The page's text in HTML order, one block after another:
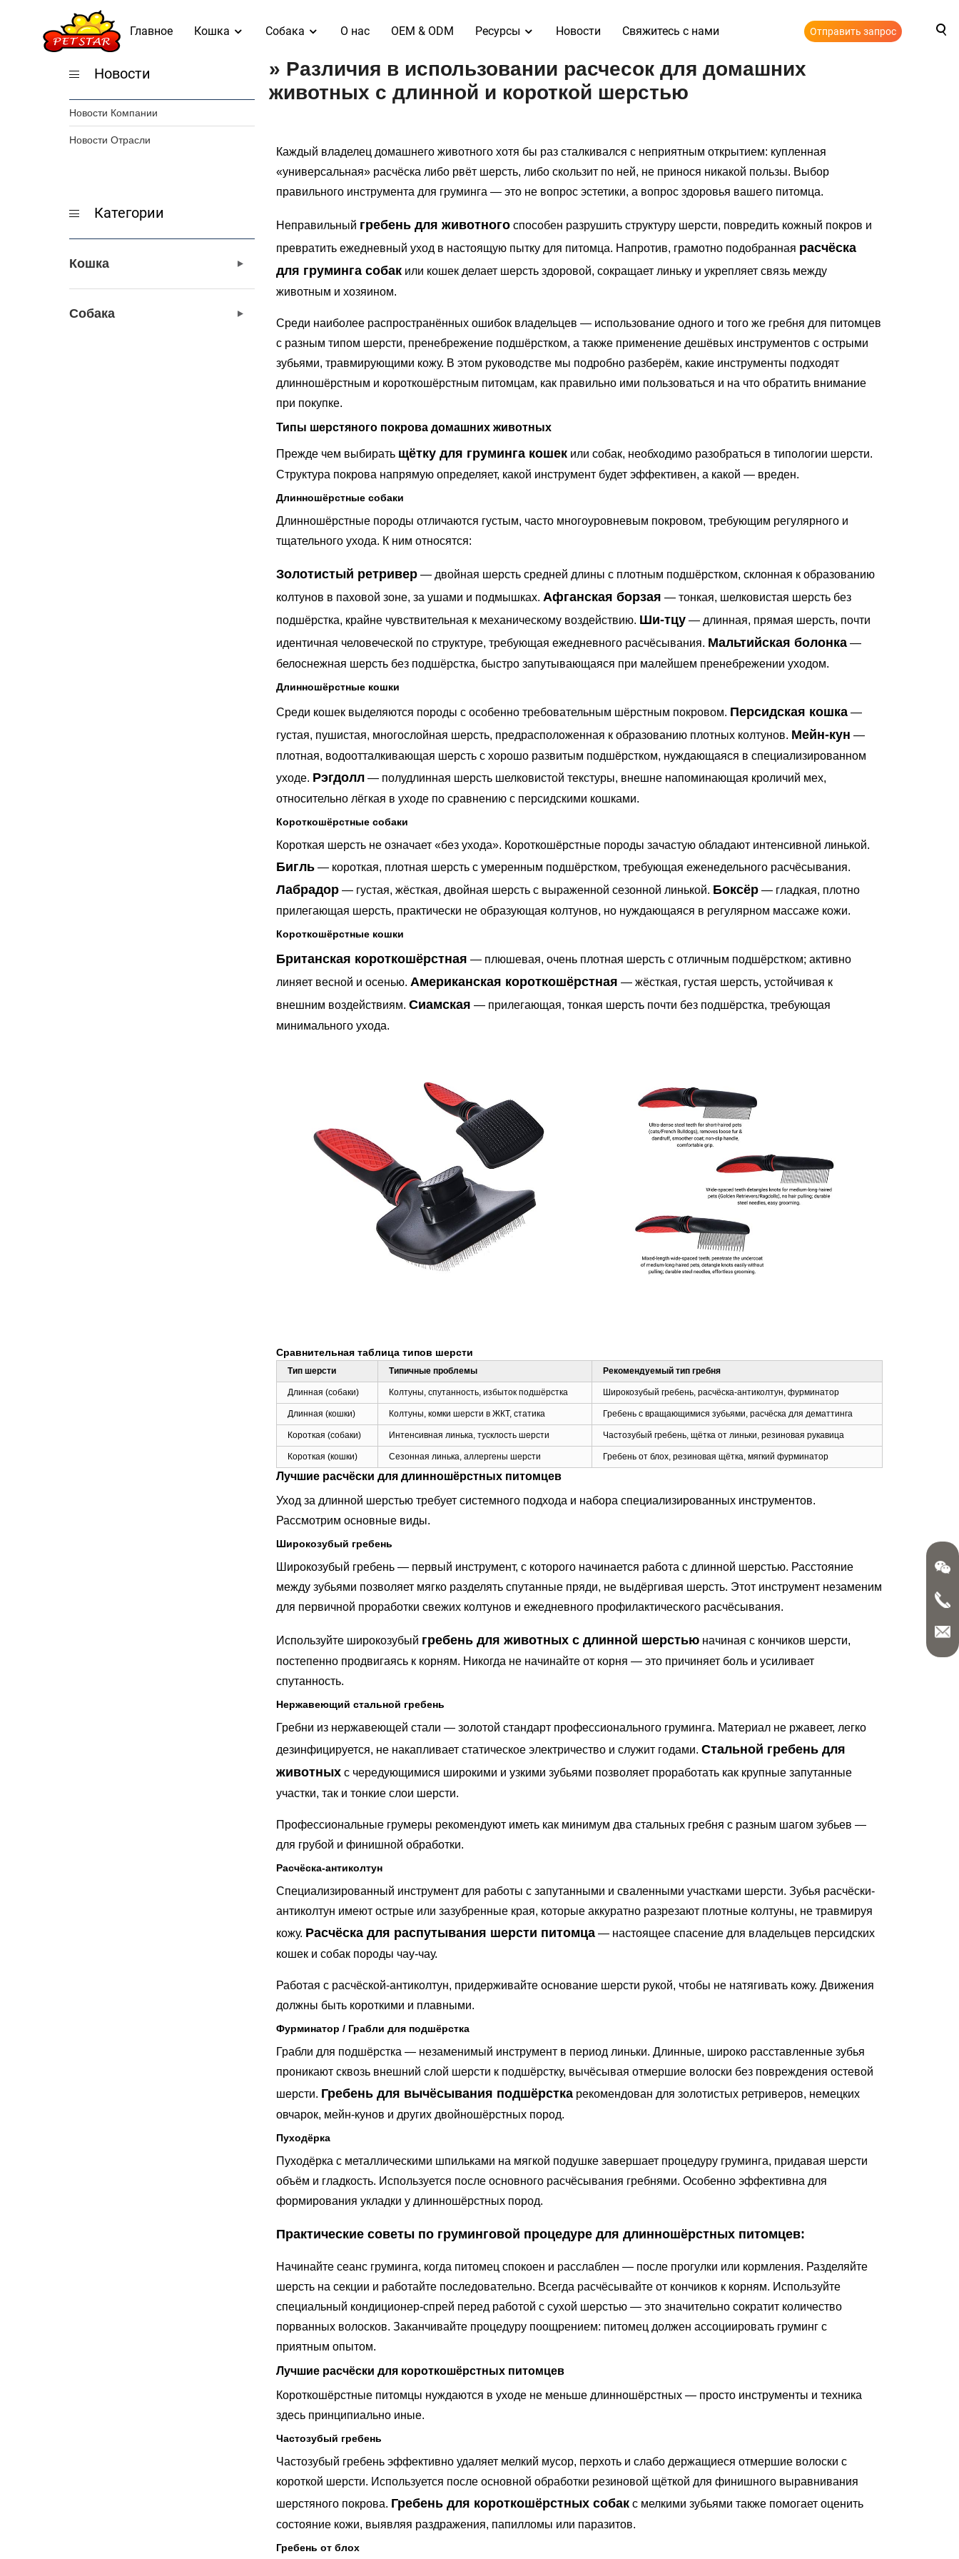
Главное Кошка Собака O нас OEM & ODM Ресурсы Новости Свяжитесь с нами Отправить запрос
Новости
Новости Компании
Новости Отрасли
Категории
Кошка
Собака
» Различия в использовании расчесок для домашних
животных с длинной и короткой шерстью
Каждый владелец домашнего животного хотя бы раз сталкивался с неприятным открытием: купленная
«универсальная» расчёска либо рвёт шерсть, либо скользит по ней, не принося никакой пользы. Выбор
правильного инструмента для груминга — это не вопрос эстетики, а вопрос здоровья вашего питомца.
Неправильный гребень для животного способен разрушить структуру шерсти, повредить кожный покров и
превратить ежедневный уход в настоящую пытку для питомца. Напротив, грамотно подобранная расчёска
для груминга собак или кошек делает шерсть здоровой, сокращает линьку и укрепляет связь между
животным и хозяином.
Среди наиболее распространённых ошибок владельцев — использование одного и того же гребня для питомцев
с разным типом шерсти, пренебрежение подшёрстком, а также применение дешёвых инструментов с острыми
зубьями, травмирующими кожу. В этом руководстве мы подробно разберём, какие инструменты подходят
длинношёрстным и короткошёрстным питомцам, как правильно ими пользоваться и на что обратить внимание
при покупке.
Типы шерстяного покрова домашних животных
Прежде чем выбирать щётку для груминга кошек или собак, необходимо разобраться в типологии шерсти.
Структура покрова напрямую определяет, какой инструмент будет эффективен, а какой — вреден.
Длинношёрстные собаки
Длинношёрстные породы отличаются густым, часто многоуровневым покровом, требующим регулярного и
тщательного ухода. К ним относятся:
Золотистый ретривер — двойная шерсть средней длины с плотным подшёрстком, склонная к образованию
колтунов в паховой зоне, за ушами и подмышках. Афганская борзая — тонкая, шелковистая шерсть без
подшёрстка, крайне чувствительная к механическому воздействию. Ши-тцу — длинная, прямая шерсть, почти
идентичная человеческой по структуре, требующая ежедневного расчёсывания. Мальтийская болонка —
белоснежная шерсть без подшёрстка, быстро запутывающаяся при малейшем пренебрежении уходом.
Длинношёрстные кошки
Среди кошек выделяются породы с особенно требовательным шёрстным покровом. Персидская кошка —
густая, пушистая, многослойная шерсть, предрасположенная к образованию плотных колтунов. Мейн-кун —
плотная, водоотталкивающая шерсть с хорошо развитым подшёрстком, нуждающаяся в специализированном
уходе. Рэгдолл — полудлинная шерсть шелковистой текстуры, внешне напоминающая кроличий мех,
относительно лёгкая в уходе по сравнению с персидскими кошками.
Короткошёрстные собаки
Короткая шерсть не означает «без ухода». Короткошёрстные породы зачастую обладают интенсивной линькой.
Бигль — короткая, плотная шерсть с умеренным подшёрстком, требующая еженедельного расчёсывания.
Лабрадор — густая, жёсткая, двойная шерсть с выраженной сезонной линькой. Боксёр — гладкая, плотно
прилегающая шерсть, практически не образующая колтунов, но нуждающаяся в регулярном массаже кожи.
Короткошёрстные кошки
Британская короткошёрстная — плюшевая, очень плотная шерсть с отличным подшёрстком; активно
линяет весной и осенью. Американская короткошёрстная — жёсткая, густая шерсть, устойчивая к
внешним воздействиям. Сиамская — прилегающая, тонкая шерсть почти без подшёрстка, требующая
минимального ухода.
Сравнительная таблица типов шерсти
Тип шерсти Типичные проблемы Рекомендуемый тип гребня
Длинная (собаки) Колтуны, спутанность, избыток подшёрстка Широкозубый гребень, расчёска-антиколтун, фурминатор
Длинная (кошки) Колтуны, комки шерсти в ЖКТ, статика Гребень с вращающимися зубьями, расчёска для дематтинга
Короткая (собаки) Интенсивная линька, тусклость шерсти Частозубый гребень, щётка от линьки, резиновая рукавица
Короткая (кошки) Сезонная линька, аллергены шерсти Гребень от блох, резиновая щётка, мягкий фурминатор
Лучшие расчёски для длинношёрстных питомцев
Уход за длинной шерстью требует системного подхода и набора специализированных инструментов.
Рассмотрим основные виды.
Широкозубый гребень
Широкозубый гребень — первый инструмент, с которого начинается работа с длинной шерстью. Расстояние
между зубьями позволяет мягко разделять спутанные пряди, не выдёргивая шерсть. Этот инструмент незаменим
для первичной проработки свежих колтунов и ежедневного профилактического расчёсывания.
Используйте широкозубый гребень для животных с длинной шерстью начиная с кончиков шерсти,
постепенно продвигаясь к корням. Никогда не начинайте от корня — это причиняет боль и усиливает
спутанность.
Нержавеющий стальной гребень
Гребни из нержавеющей стали — золотой стандарт профессионального груминга. Материал не ржавеет, легко
дезинфицируется, не накапливает статическое электричество и служит годами. Стальной гребень для
животных с чередующимися широкими и узкими зубьями позволяет проработать как крупные запутанные
участки, так и тонкие слои шерсти.
Профессиональные грумеры рекомендуют иметь как минимум два стальных гребня с разным шагом зубьев —
для грубой и финишной обработки.
Расчёска-антиколтун
Специализированный инструмент для работы с запутанными и сваленными участками шерсти. Зубья расчёски-
антиколтун имеют острые или зазубренные края, которые аккуратно разрезают плотные колтуны, не травмируя
кожу. Расчёска для распутывания шерсти питомца — настоящее спасение для владельцев персидских
кошек и собак породы чау-чау.
Работая с расчёской-антиколтун, придерживайте основание шерсти рукой, чтобы не натягивать кожу. Движения
должны быть короткими и плавными.
Фурминатор / Грабли для подшёрстка
Грабли для подшёрстка — незаменимый инструмент в период линьки. Длинные, широко расставленные зубья
проникают сквозь внешний слой шерсти к подшёрстку, вычёсывая отмершие волоски без повреждения остевой
шерсти. Гребень для вычёсывания подшёрстка рекомендован для золотистых ретриверов, немецких
овчарок, мейн-кунов и других двойношёрстных пород.
Пуходёрка
Пуходёрка с металлическими шпильками на мягкой подушке завершает процедуру груминга, придавая шерсти
объём и гладкость. Используется после основного расчёсывания гребнями. Особенно эффективна для
формирования укладки у длинношёрстных пород.
Практические советы по груминговой процедуре для длинношёрстных питомцев:
Начинайте сеанс груминга, когда питомец спокоен и расслаблен — после прогулки или кормления. Разделяйте
шерсть на секции и работайте последовательно. Всегда расчёсывайте от кончиков к корням. Используйте
специальный кондиционер-спрей перед работой с сухой шерстью — это значительно сократит количество
порванных волосков. Заканчивайте процедуру поощрением: питомец должен ассоциировать груминг с
приятным опытом.
Лучшие расчёски для короткошёрстных питомцев
Короткошёрстные питомцы нуждаются в уходе не меньше длинношёрстных — просто инструменты и техника
здесь принципиально иные.
Частозубый гребень
Частозубый гребень эффективно удаляет мелкий мусор, перхоть и слабо держащиеся отмершие волоски с
короткой шерсти. Используется после основной обработки резиновой щёткой для финишного выравнивания
шерстяного покрова. Гребень для короткошёрстных собак с мелкими зубьями также помогает оценить
состояние кожи, выявляя раздражения, папилломы или паразитов.
Гребень от блох